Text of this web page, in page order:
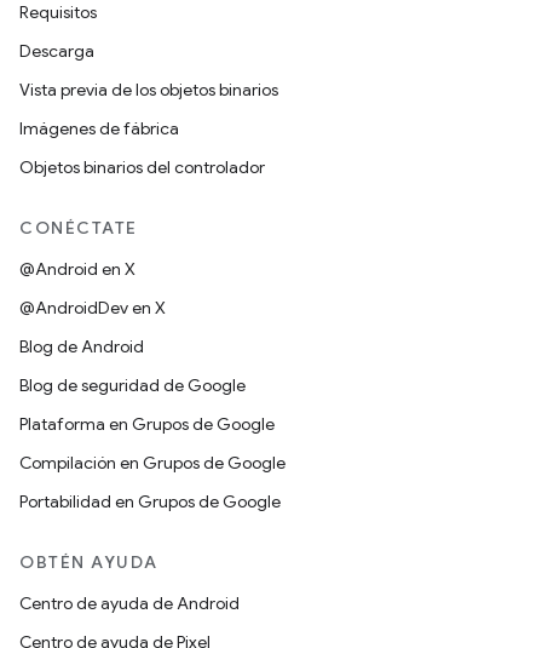
Requisitos
Descarga
Vista previa de los objetos binarios
Imágenes de fábrica
Objetos binarios del controlador
CONÉCTATE
@Android en X
@AndroidDev en X
Blog de Android
Blog de seguridad de Google
Plataforma en Grupos de Google
Compilación en Grupos de Google
Portabilidad en Grupos de Google
OBTÉN AYUDA
Centro de ayuda de Android
Centro de ayuda de Pixel